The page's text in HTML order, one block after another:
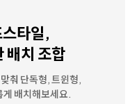
타일,
배치 조합
춰 단독형, 트윈형,
게 배치해보세요.